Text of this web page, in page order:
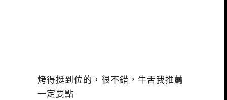
烤得挺到位的，很不錯，牛舌我推薦
一定要點